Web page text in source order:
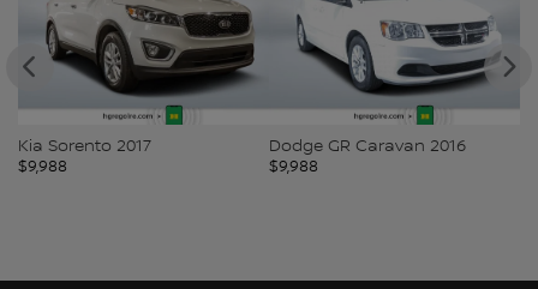
Kia Sorento 2017
$9,988
Dodge GR Caravan 2016
$9,988